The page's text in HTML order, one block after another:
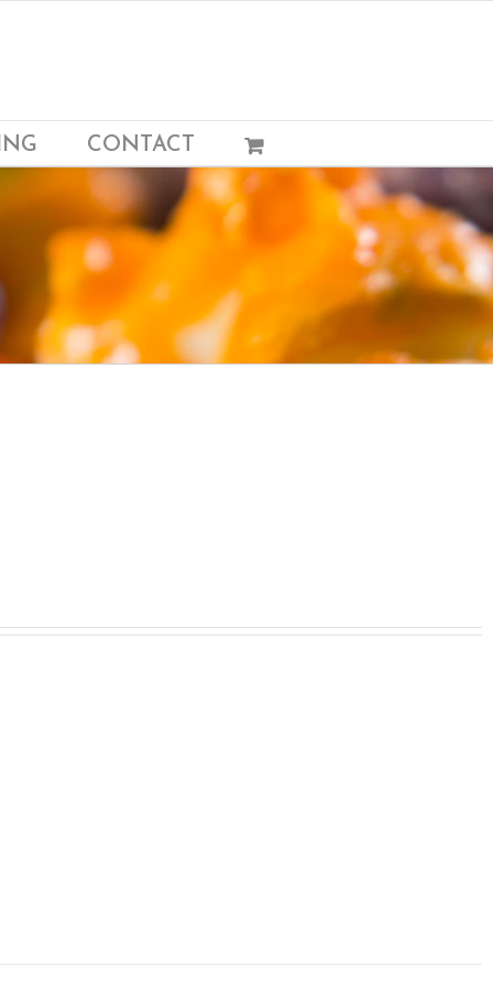
CONTACT